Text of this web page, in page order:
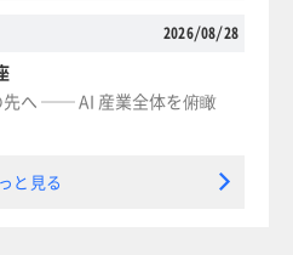
2026/08/28
先へ ── AI 産業全体を俯瞰
と見る